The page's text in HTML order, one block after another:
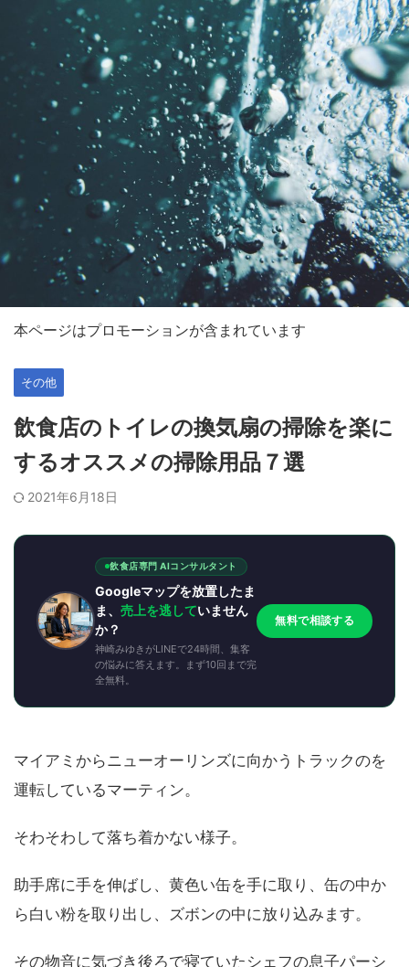
本ページはプロモーションが含まれています
その他
飲食店のトイレの換気扇の掃除を楽に
するオススメの掃除用品７選
2021年6月18日
飲食店専門 AIコンサルタント
Googleマップを放置したま
ま、 売上を逃していません
か？
神崎みゆきがLINEで24時間、集客
の悩みに答えます。まず10回まで完
全無料。
無料で相談する
マイアミからニューオーリンズに向かうトラックのを
運転しているマーティン。
そわそわして落ち着かない様子。
助手席に手を伸ばし、黄色い缶を手に取り、缶の中か
ら白い粉を取り出し、ズボンの中に放り込みます。
その物音に気づき後ろで寝ていたシェフの息子パーシ